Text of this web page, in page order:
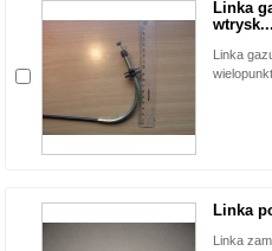
Linka
Linka
Linka
Linka